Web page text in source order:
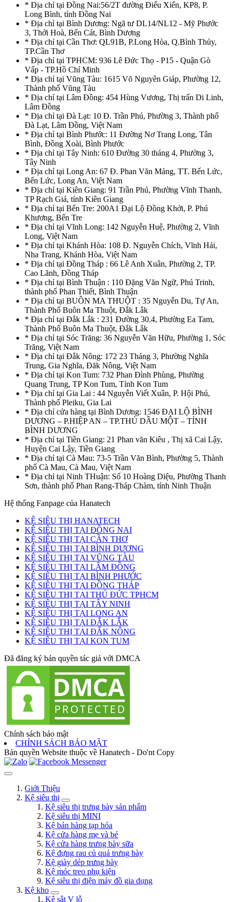
* Địa chỉ tại Đồng Nai:56/2T đường Điểu Xiển, KP8, P.
Long Bình, tỉnh Đồng Nai
* Địa chỉ tại Bình Dương: Ngã tư DL14/NL12 - Mỹ Phước
3, Thới Hoà, Bến Cát, Bình Dương
* Địa chỉ tại Cần Thơ: QL91B, P.Long Hòa, Q.Bình Thủy,
TP.Cần Thơ
* Địa chỉ tại TPHCM: 936 Lê Đức Thọ - P15 - Quận Gò
Vấp - TP.Hồ Chí Minh
* Địa chỉ tại Vũng Tàu: 1615 Võ Nguyên Giáp, Phường 12,
Thành phố Vũng Tàu
* Địa chỉ tại Lâm Đồng: 454 Hùng Vương, Thị trấn Di Linh,
Lâm Đồng
* Địa chỉ tại Đà Lạt: 10 Đ. Trần Phú, Phường 3, Thành phố
Đà Lạt, Lâm Đồng, Việt Nam
* Địa chỉ tại Bình Phước: 11 Đường Nơ Trang Long, Tân
Bình, Đồng Xoài, Bình Phước
* Địa chỉ tại Tây Ninh: 610 Đường 30 tháng 4, Phường 3,
Tây Ninh
* Địa chỉ tại Long An: 67 Đ. Phan Văn Mảng, TT. Bến Lức,
Bến Lức, Long An, Việt Nam
* Địa chỉ tại Kiên Giang: 91 Trần Phú, Phường Vĩnh Thanh,
TP Rạch Giá, tỉnh Kiên Giang
* Địa chỉ tại Bến Tre: 200A1 Đại Lộ Đồng Khởi, P. Phú
Khương, Bến Tre
* Địa chỉ tại Vĩnh Long: 142 Nguyễn Huệ, Phường 2, Vĩnh
Long, Việt Nam
* Địa chỉ tại Khánh Hòa: 108 Đ. Nguyễn Chích, Vĩnh Hải,
Nha Trang, Khánh Hòa, Việt Nam
* Địa chỉ tại Đồng Tháp : 66 Lê Anh Xuân, Phường 2, TP.
Cao Lãnh, Đồng Tháp
* Địa chỉ tại Bình Thuận : 110 Đặng Văn Ngữ, Phú Trinh,
thành phố Phan Thiết, Bình Thuận
* Địa chỉ tại BUÔN MA THUỘT : 35 Nguyễn Du, Tự An,
Thành Phố Buôn Ma Thuột, Đắk Lắk
* Địa chỉ tại Đắk Lắk : 231 Đường 30.4, Phường Ea Tam,
Thành Phố Buôn Ma Thuột, Đắk Lắk
* Địa chỉ tại Sóc Trăng: 36 Nguyễn Văn Hữu, Phường 1, Sóc
Trăng, Việt Nam
* Địa chỉ tại Đắk Nông: 172 23 Tháng 3, Phường Nghĩa
Trung, Gia Nghĩa, Đăk Nông, Việt Nam
* Địa chỉ tại Kon Tum: 732 Phan Đình Phùng, Phường
Quang Trung, TP Kon Tum, Tỉnh Kon Tum
* Địa chỉ tại Gia Lai : 44 Nguyễn Viết Xuân, P. Hội Phú,
Thành phố Pleiku, Gia Lai
* Địa chỉ cửa hàng tại Bình Dương: 1546 ĐẠI LỘ BÌNH
DƯƠNG – P.HIỆP AN – TP.THỦ DẦU MỘT – TỈNH
BÌNH DƯƠNG
* Địa chỉ tại Tiền Giang: 21 Phan văn Kiêu , Thị xã Cai Lậy,
Huyện Cai Lậy, Tiền Giang
* Địa chỉ tại Cà Mau: 73-5 Trần Văn Bình, Phường 5, Thành
phố Cà Mau, Cà Mau, Việt Nam
* Địa chỉ tại Ninh THuận: Số 10 Hoàng Diệu, Phường Thanh
Sơn, thành phố Phan Rang-Tháp Chàm, tỉnh Ninh Thuận
Hệ thống Fanpage của Hanatech
KỆ SIÊU THỊ HANATECH
KỆ SIÊU THỊ TẠI ĐỒNG NAI
KỆ SIÊU THỊ TẠI CẦN THƠ
KỆ SIÊU THỊ TẠI BÌNH DƯƠNG
KỆ SIÊU THỊ TẠI VŨNG TÀU
KỆ SIÊU THỊ TẠI LÂM ĐỒNG
KỆ SIÊU THỊ TẠI BÌNH PHƯỚC
KỆ SIÊU THỊ TẠI ĐỒNG THÁP
KỆ SIÊU THỊ TẠI THỦ ĐỨC TPHCM
KỆ SIÊU THỊ TẠI TÂY NINH
KỆ SIÊU THỊ TẠI LONG AN
KỆ SIÊU THỊ TẠI ĐẮK LẮK
KỆ SIÊU THỊ TẠI ĐẮK NÔNG
KỆ SIÊU THỊ TẠI KON TUM
Đã đăng ký bản quyền tác giả với DMCA
Chính sách bảo mật
CHÍNH SÁCH BẢO MẬT
Bản quyền Website thuộc về Hanatech - Do'nt Copy
Giới Thiệu
Kệ siêu thị
Kệ siêu thị trưng bày sản phẩm
Kệ siêu thị MINI
Kệ bán hàng tạp hóa
Kệ cửa hàng mẹ và bé
Kệ cửa hàng trưng bày sữa
Kệ đựng rau củ quả trưng bày
Kệ giày dép trưng bày
Kệ móc treo phụ kiện
Kệ siêu thị điện máy đồ gia dụng
Kệ kho
Kệ sắt V lỗ